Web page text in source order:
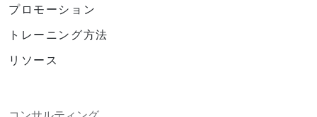
プロモーション
トレーニング方法
リソース